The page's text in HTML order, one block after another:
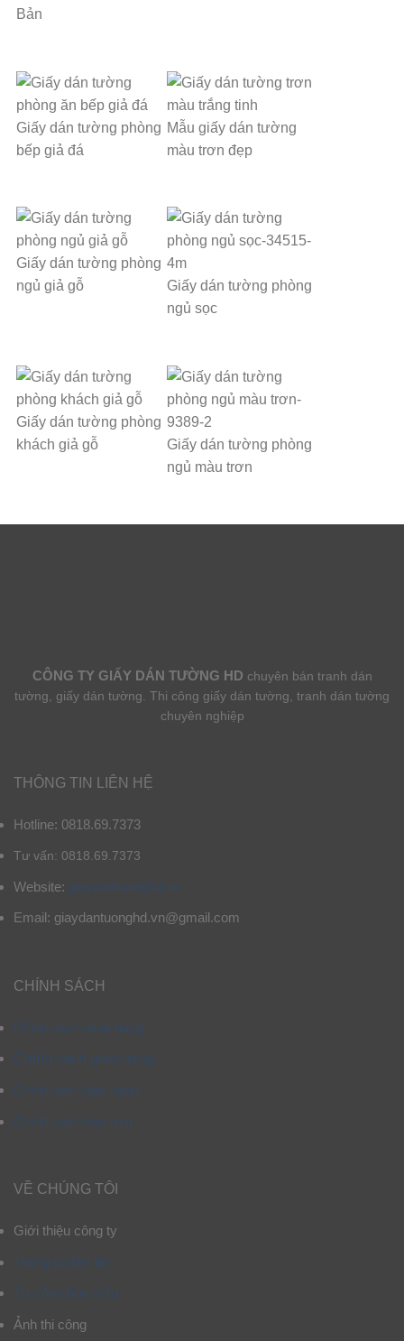
Bản
Giấy dán tường phòng
bếp giả đá
Mẫu giấy dán tường
màu trơn đẹp
Giấy dán tường phòng
ngủ giả gỗ
Giấy dán tường phòng
ngủ sọc
Giấy dán tường phòng
khách giả gỗ
Giấy dán tường phòng
ngủ màu trơn
CÔNG TY GIẤY DÁN TƯỜNG HD chuyên bán tranh dán
tường, giấy dán tường. Thi công giấy dán tường, tranh dán tường
chuyên nghiệp
THÔNG TIN LIÊN HỆ
Hotline: 0818.69.7373
Tư vấn: 0818.69.7373
Website: giaydantuonghd.vn
Email: giaydantuonghd.vn@gmail.com
CHÍNH SÁCH
Chính sách mua hàng
Chính sách giao hàng
Chính sách bảo hành
Chính sách bảo mật
VỀ CHÚNG TÔI
Giới thiệu công ty
Thông tin liên hệ
Tư vấn chọn mẫu
Ảnh thi công